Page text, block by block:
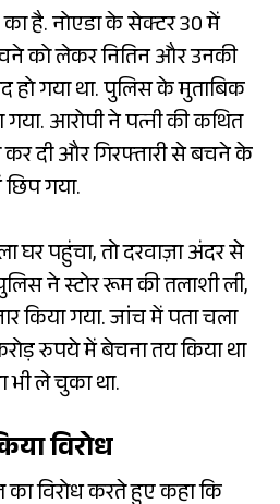
का है. नोएडा के सेक्टर 30 में
को लेकर नितिन और उनकी
हो गया था. पुलिस के मुताबिक
गया. आरोपी ने पत्नी की कथित
कर दी और गिरफ्तारी से बचने के
गया.
घर पहुंचा, तो दरवाज़ा अंदर से
ने स्टोर रूम की तलाशी ली,
किया गया. जांच में पता चला
रुपये में बेचना तय किया था
ले चुका था.
विरोध
विरोध करते हुए कहा कि